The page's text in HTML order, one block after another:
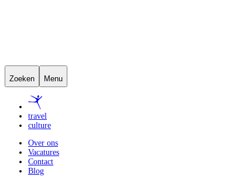
Zoeken Menu
travel
culture
Over ons
Vacatures
Contact
Blog